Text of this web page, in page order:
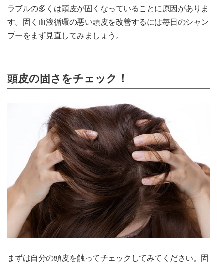
ラブルの多くは頭皮が固くなっていることに原因がありま
す。固く血液循環の悪い頭皮を改善するには毎日のシャン
プーをまず見直してみましょう。
頭皮の固さをチェック！
まずは自分の頭皮を触ってチェックしてみてください。固